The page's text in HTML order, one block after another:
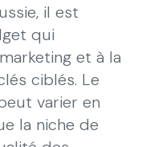
il est
qui
et à la
ciblés. Le
varier en
la niche de